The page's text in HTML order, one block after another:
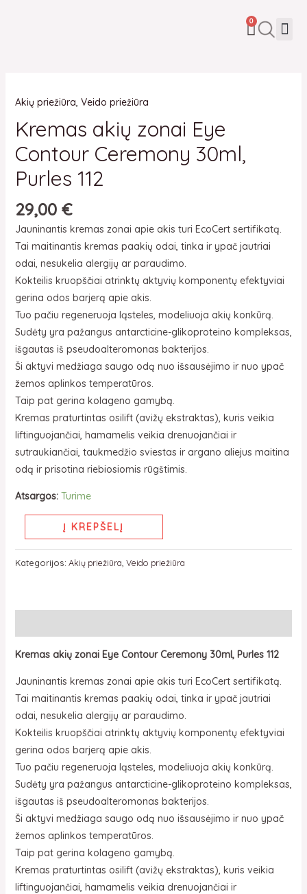
0 CART
Akių priežiūra Veido priežiūra
Kremas akių zonai Eye
Contour Ceremony 30ml,
Purles 112
29,00 €
Jauninantis kremas zonai apie akis turi EcoCert sertifikatą.
Tai maitinantis kremas paakių odai, tinka ir ypač jautriai
odai, nesukelia alergijų ar paraudimo.
Kokteilis kruopščiai atrinktų aktyvių komponentų efektyviai
gerina odos barjerą apie akis.
Tuo pačiu regeneruoja ląsteles, modeliuoja akių konkūrą.
Sudėty yra pažangus antarcticine-glikoproteino kompleksas,
išgautas iš pseudoalteromonas bakterijos.
Ši aktyvi medžiaga saugo odą nuo išsausėjimo ir nuo ypač
žemos aplinkos temperatūros.
Taip pat gerina kolageno gamybą.
Kremas praturtintas osilift (avižų ekstraktas), kuris veikia
liftinguojančiai, hamamelis veikia drenuojančiai ir
sutraukiančiai, taukmedžio sviestas ir argano aliejus maitina
odą ir prisotina riebiosiomis rūgštimis.
Atsargos: Turime
kiekis:
Kremas
akių
zonai
Eye
Contour
Ceremony
30ml,
Purles
112
Į KREPŠELĮ
Kategorijos: Akių priežiūra Veido priežiūra
Kremas akių zonai Eye Contour Ceremony 30ml, Purles 112
Jauninantis kremas zonai apie akis turi EcoCert sertifikatą.
Tai maitinantis kremas paakių odai, tinka ir ypač jautriai
odai, nesukelia alergijų ar paraudimo.
Kokteilis kruopščiai atrinktų aktyvių komponentų efektyviai
gerina odos barjerą apie akis.
Tuo pačiu regeneruoja ląsteles, modeliuoja akių konkūrą.
Sudėty yra pažangus antarcticine-glikoproteino kompleksas,
išgautas iš pseudoalteromonas bakterijos.
Ši aktyvi medžiaga saugo odą nuo išsausėjimo ir nuo ypač
žemos aplinkos temperatūros.
Taip pat gerina kolageno gamybą.
Kremas praturtintas osilift (avižų ekstraktas), kuris veikia
liftinguojančiai, hamamelis veikia drenuojančiai ir